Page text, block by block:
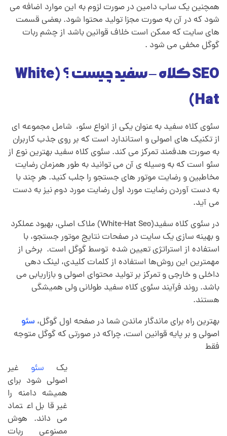
همچنین یک ساب دامین در صورت لزوم به این موارد اضافه می
شود که در آن به صورت مجزا تولید محتوا شود. بعضی قسمت
های سایت که ممکن است خلاف قوانین باشد از چشم ربات
گوگل مخفی می شود .
SEO کلاه – سفيد چیست ؟ (White
Hat)
سئوی کلاه سفید به عنوان یکی از انواع سئو، شامل مجموعه ای
از تکنیک های اصولی و استاندارد است که بر روی جذب کاربران
به صورت هدفمند تمرکز می کند. سئوی کلاه سفید بهترین نوع از
سئو است که به وسیله ی آن می توانید به طور همزمان رضایت
مخاطبین و رضایت موتور های جستجو را جلب کنید. هر چند با
به دست آوردن رضایت مورد اول رضایت مورد دوم نیز به دست
می آید.
در سئوی کلاه سفید(White-Hat Seo) ملاک اصلی، بهبود عملکرد
و بهینه سازی یک سایت در صفحات نتایج موتور جستجو، با
استفاده از استراتژی تعیین شده توسط گوگل است. برخی از
مهمترین این روش‌ها استفاده از کلمات کلیدی، لینک دهی
داخلی و خارجی و تمرکز بر تولید محتوای اصولی و بازاریابی می
باشد. روند فرآیند سئوی کلاه سفید طولانی ولی همیشگی
هستند.
بهترین راه برای ماندگار ماندن شما در صفحه اول گوگل، سئو
اصولی و بر پایه قوانین است، چراکه در صورتی که گوگل متوجه
فقط
یک سئو غیر
اصولی شود برای
همیشه دامنه را
غیر قابل اعتماد
می داند. هوش
مصنوعی ربات